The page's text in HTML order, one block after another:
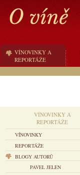
VÍNOVINKY A
REPORTÁŽE
VÍNOVINKY A
REPORTÁŽE
VÍNOVINKY
REPORTÁŽE
BLOGY AUTORŮ
PAVEL JELEN